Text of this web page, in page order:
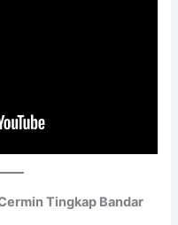
Tingkap Bandar